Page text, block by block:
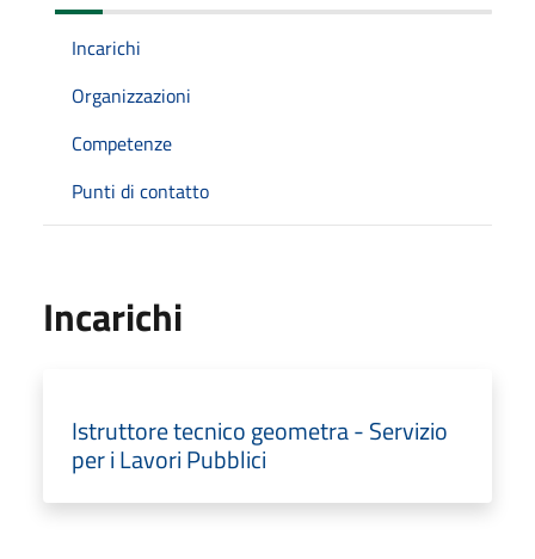
Incarichi
Organizzazioni
Competenze
Punti di contatto
Incarichi
Istruttore tecnico geometra - Servizio
per i Lavori Pubblici